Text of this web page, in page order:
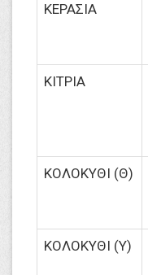
ΚΕΡΑΣΙΑ
ΚΙΤΡΙΑ
ΚΟΛΟΚΥΘΙ (Θ)
ΚΟΛΟΚΥΘΙ (Υ)